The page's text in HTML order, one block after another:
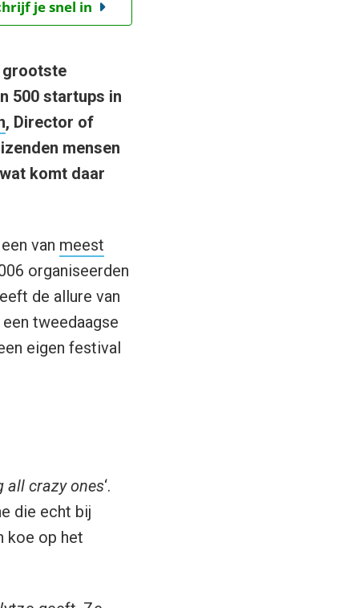
je snel in
grootste
500 startups in
, Director of
mensen
komt daar
van meest
organiseerden
de allure van
tweedaagse
eigen festival
all crazy ones‘.
die echt bij
koe op het